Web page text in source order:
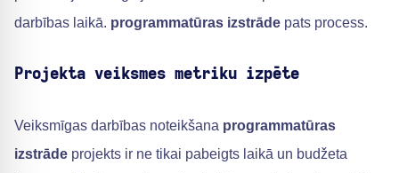
darbības laikā. programmatūras izstrāde pats process.
Projekta veiksmes metriku izpēte
Veiksmīgas darbības noteikšana programmatūras
izstrāde projekts ir ne tikai pabeigts laikā un budžeta